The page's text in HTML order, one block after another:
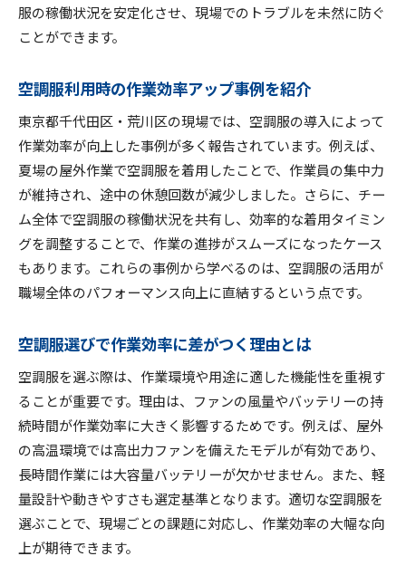
服の稼働状況を安定化させ、現場でのトラブルを未然に防ぐ
ことができます。
空調服利用時の作業効率アップ事例を紹介
東京都千代田区・荒川区の現場では、空調服の導入によって
作業効率が向上した事例が多く報告されています。例えば、
夏場の屋外作業で空調服を着用したことで、作業員の集中力
が維持され、途中の休憩回数が減少しました。さらに、チー
ム全体で空調服の稼働状況を共有し、効率的な着用タイミン
グを調整することで、作業の進捗がスムーズになったケース
もあります。これらの事例から学べるのは、空調服の活用が
職場全体のパフォーマンス向上に直結するという点です。
空調服選びで作業効率に差がつく理由とは
空調服を選ぶ際は、作業環境や用途に適した機能性を重視す
ることが重要です。理由は、ファンの風量やバッテリーの持
続時間が作業効率に大きく影響するためです。例えば、屋外
の高温環境では高出力ファンを備えたモデルが有効であり、
長時間作業には大容量バッテリーが欠かせません。また、軽
量設計や動きやすさも選定基準となります。適切な空調服を
選ぶことで、現場ごとの課題に対応し、作業効率の大幅な向
上が期待できます。